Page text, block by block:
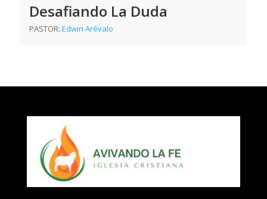
Desafiando La Duda
PASTOR:Edwin Arévalo